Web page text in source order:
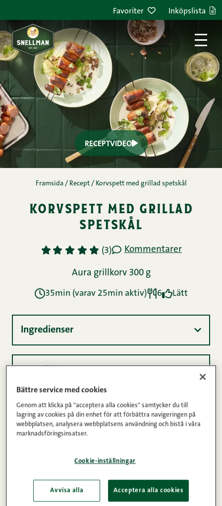
Favoriter Inköpslista
RECEPTVIDEO
Framsida / Recept / Korvspett med grillad spetskål
korvspett med grillad
spetskål
1 2 3 4 5 (3) Kommentarer
Aura grillkorv 300 g
35min (varav 25min aktiv) 6 Lätt
Ingredienser
Näringsinnehåll
och klassiska sommarkorvar på en gång! Flera olika
spett, så att varje tugga bjuder på sin egen, unika
Bättre service med cookies
Genom att klicka på "acceptera alla cookies" samtycker du till
lagring av cookies på din enhet för att förbättra navigeringen på
webbplatsen, analysera webbplatsens användning och bistå i våra
marknadsföringsinsatser.
Cookie-inställningar
Avvisa alla Acceptera alla cookies